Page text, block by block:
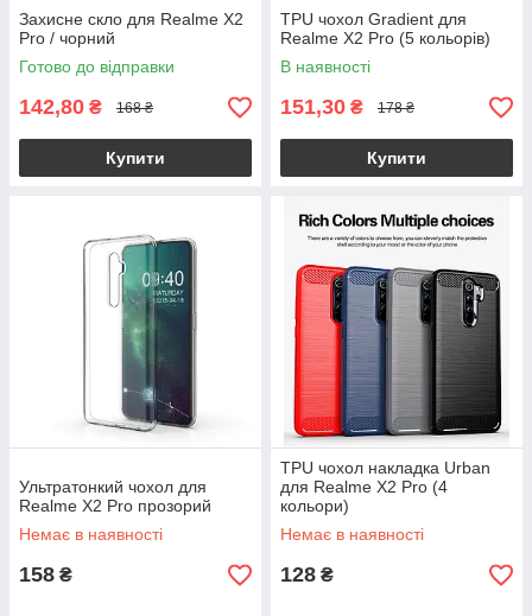
Захисне скло для Realme X2
Pro / чорний
Готово до відправки
142,80 ₴ 168 ₴
Купити
TPU чохол Gradient для
Realme X2 Pro (5 кольорів)
В наявності
151,30 ₴ 178 ₴
Купити
Ультратонкий чохол для
Realme X2 Pro прозорий
Немає в наявності
158 ₴
TPU чохол накладка Urban
для Realme X2 Pro (4
кольори)
Немає в наявності
128 ₴